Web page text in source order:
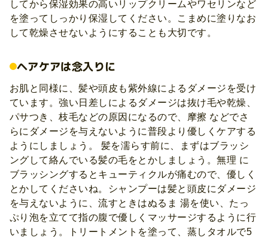
してから保湿効果の高いリップクリームやワセリンなど
を塗ってしっかり保湿してください。こまめに塗りなお
して乾燥させないようにすることも大切です。
ヘアケアは念入りに
お肌と同様に、髪や頭皮も紫外線によるダメージを受け
ています。強い日差しによるダメージは抜け毛や乾燥、
パサつき、枝毛などの原因になるので、摩擦 などでさ
らにダメージを与えないように普段より優しくケアする
ようにしましょう。 髪を濡らす前に、まずはブラッシ
ングして絡んでいる髪の毛をとかしましょう。無理 に
ブラッシングするとキューティクルが痛むので、優しく
とかしてくださいね。シャンプーは髪と頭皮にダメージ
を与えないように、流すときはぬるま 湯を使い、たっ
ぷり泡を立てて指の腹で優しくマッサージするように行
いましょう。トリートメントを塗って、蒸しタオルで5